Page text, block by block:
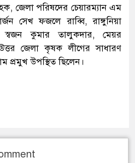
জেলা পরিষদের চেয়ারম্যান এম
সেখ ফজলে রাব্বি, রাঙ্গুনিয়া
স্বজন কুমার তালুকদার, মেয়র
জেলা কৃষক লীগের সাধারণ
প্রমুখ উপস্থিত ছিলেন।